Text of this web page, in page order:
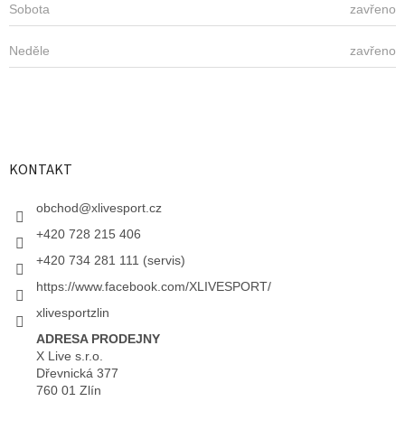
Sobota zavřeno
Neděle zavřeno
KONTAKT
obchod@xlivesport.cz
+420 728 215 406
+420 734 281 111 (servis)
https://www.facebook.com/XLIVESPORT/
xlivesportzlin
ADRESA PRODEJNY
X Live s.r.o.
Dřevnická 377
760 01 Zlín